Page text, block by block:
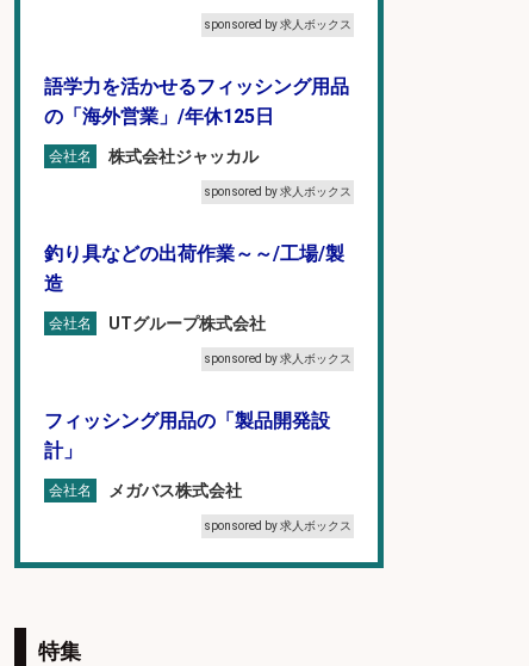
sponsored by 求人ボックス
語学力を活かせるフィッシング用品
の「海外営業」/年休125日
会社名 株式会社ジャッカル
sponsored by 求人ボックス
釣り具などの出荷作業～～/工場/製
造
会社名 UTグループ株式会社
sponsored by 求人ボックス
フィッシング用品の「製品開発設
計」
会社名 メガバス株式会社
sponsored by 求人ボックス
画編集のお仕事
特集